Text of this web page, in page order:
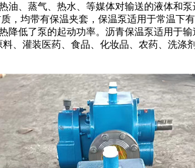
、蒸气、热水、等媒体对输送的液体和
，均带有保温夹套，保温泵适用于常温
低了泵的起动功率。沥青保温泵适用于
、灌装医药、食品、化妆品、农药、洗涤